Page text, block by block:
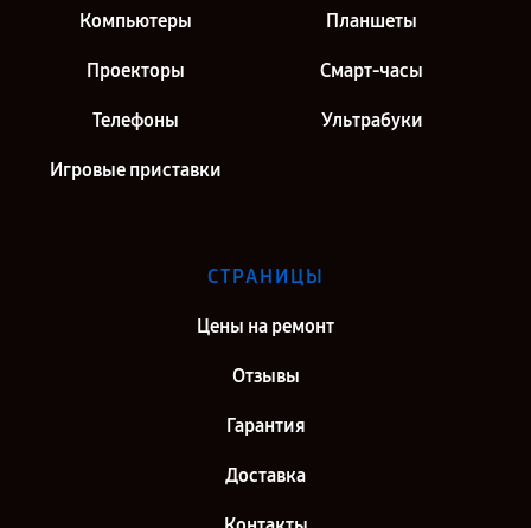
Компьютеры Планшеты
Проекторы Смарт-часы
Телефоны Ультрабуки
Игровые приставки
СТРАНИЦЫ
Цены на ремонт
Отзывы
Гарантия
Доставка